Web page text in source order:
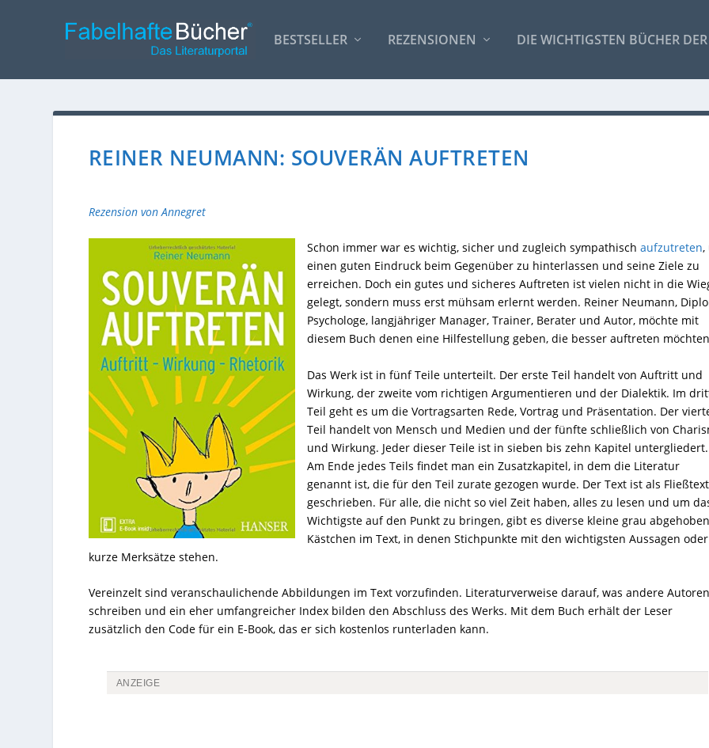
BESTSELLER REZENSIONEN DIE WICHTIGSTEN BÜCHER
REINER NEUMANN: SOUVERÄN AUFTRETEN
Rezension von Annegret
Schon immer war es wichtig, sicher und zugleich sympathisch aufzutreten,
einen guten Eindruck beim Gegenüber zu hinterlassen und seine Ziele zu
erreichen. Doch ein gutes und sicheres Auftreten ist vielen nicht in die
gelegt, sondern muss erst mühsam erlernt werden. Reiner Neumann,
Psychologe, langjähriger Manager, Trainer, Berater und Autor, möchte mit
diesem Buch denen eine Hilfestellung geben, die besser auftreten
Das Werk ist in fünf Teile unterteilt. Der erste Teil handelt von Auftritt und
Wirkung, der zweite vom richtigen Argumentieren und der Dialektik. Im
Teil geht es um die Vortragsarten Rede, Vortrag und Präsentation. Der
Teil handelt von Mensch und Medien und der fünfte schließlich von
und Wirkung. Jeder dieser Teile ist in sieben bis zehn Kapitel untergliedert.
Am Ende jedes Teils findet man ein Zusatzkapitel, in dem die Literatur
genannt ist, die für den Teil zurate gezogen wurde. Der Text ist als Fließtext
geschrieben. Für alle, die nicht so viel Zeit haben, alles zu lesen und um
Wichtigste auf den Punkt zu bringen, gibt es diverse kleine grau
Kästchen im Text, in denen Stichpunkte mit den wichtigsten Aussagen oder
kurze Merksätze stehen.
Vereinzelt sind veranschaulichende Abbildungen im Text vorzufinden. Literaturverweise darauf, was andere Autoren
schreiben und ein eher umfangreicher Index bilden den Abschluss des Werks. Mit dem Buch erhält der Leser
zusätzlich den Code für ein E-Book, das er sich kostenlos runterladen kann.
ANZEIGE